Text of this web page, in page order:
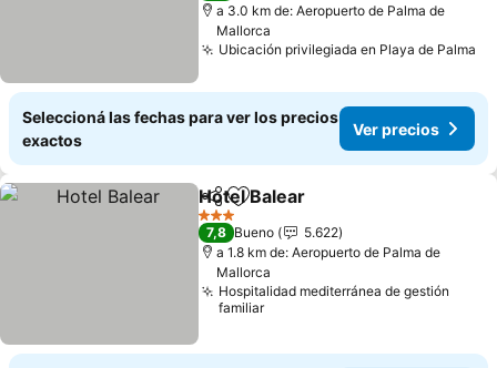
a 3.0 km de: Aeropuerto de Palma de
Mallorca
Ubicación privilegiada en Playa de Palma
Seleccioná las fechas para ver los precios
exactos
Ver precios
CompartirAñadir a favoritos
Hotel Balear
3 Estrellas
7,8 Bueno
5.622
a 1.8 km de: Aeropuerto de Palma de
Mallorca
Hospitalidad mediterránea de gestión
familiar